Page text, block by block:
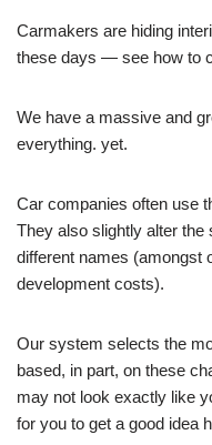
Carmakers are hiding
these days — see how to
We have a massive and
everything. yet.
Car companies often use
They also slightly alter
different names (amongst
development costs).
Our system selects the
based, in part, on these
may not look exactly like
for you to get a good idea